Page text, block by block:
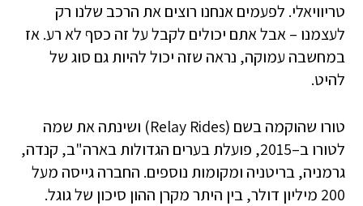
טריוויאלי. לפעמים אנחנו רוצים את הרכב שלנו רק
לעצמנו – אבל אתם יכולים לקבל על זה כסף לא רע. אז
במחשבה עמוקה, נראה שזה יכול להיות גם סוג של
להיט.
טורו שהוקמה בשם (Relay Rides) ושינתה את שמה
לטורו ב–2015, פועלת בערים הגדולות בארה"ב, קנדה,
גרמניה, בריטניה ומקומות נוספים. החברה גייסה מעל
200 מיליון דולר, בין היתר מקרן ההון סיכון של גוגל.